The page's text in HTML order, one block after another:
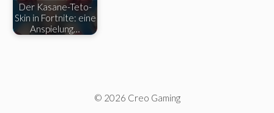
Der Kasane-Teto-
Skin in Fortnite: eine
Anspielung…
© 2026 Creo Gaming